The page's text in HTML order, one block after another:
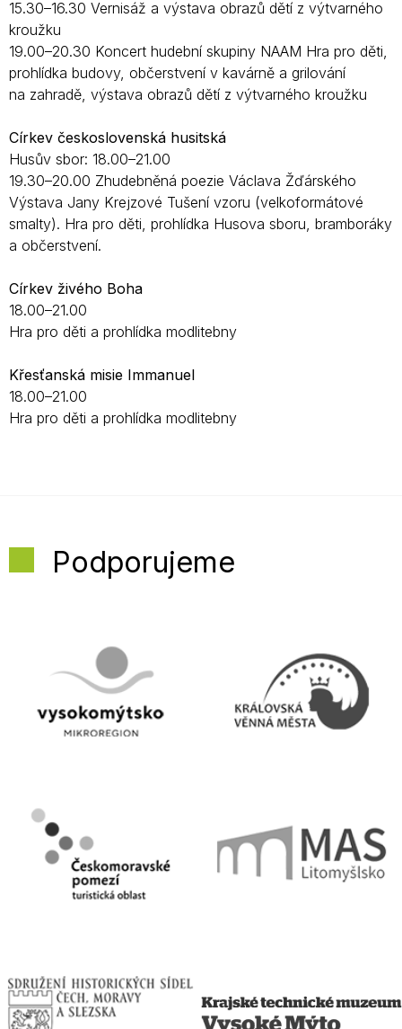
15.30–16.30 Vernisáž a výstava obrazů dětí z výtvarného
kroužku
19.00–20.30 Koncert hudební skupiny NAAM Hra pro děti,
prohlídka budovy, občerstvení v kavárně a grilování
na zahradě, výstava obrazů dětí z výtvarného kroužku
Církev československá husitská
Husův sbor: 18.00–21.00
19.30–20.00 Zhudebněná poezie Václava Žďárského
Výstava Jany Krejzové Tušení vzoru (velkoformátové
smalty). Hra pro děti, prohlídka Husova sboru, bramboráky
a občerstvení.
Církev živého Boha
18.00–21.00
Hra pro děti a prohlídka modlitebny
Křesťanská misie Immanuel
18.00–21.00
Hra pro děti a prohlídka modlitebny
Podporujeme